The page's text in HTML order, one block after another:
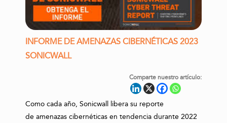
INFORME DE AMENAZAS CIBERNÉTICAS 2023
SONICWALL
Comparte nuestro artículo:
Como cada año, Sonicwall libera su reporte
de amenazas cibernéticas en tendencia durante 2022